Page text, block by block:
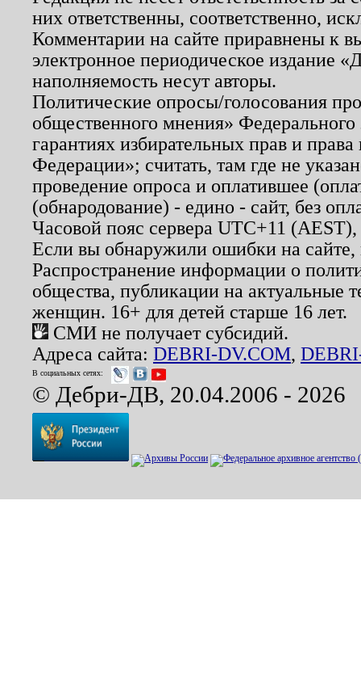
них ответственны, соответственно,
Комментарии на сайте приравнены к
электронное периодическое издание
наполняемость несут авторы.
Политические опросы/голосования
общественного мнения»
гарантиях избирательных прав и
Федерации»; считать, там где не
проведение опроса и оплатившее
(обнародование) - едино - сайт, без
Часовой пояс сервера UTC+11
Если вы обнаружили ошибки на
Распространение информации о
общества, публикации на актуальные
женщин. 16+ для детей старше 16 лет.
СМИ не получает субсидий.
Адреса сайта: DEBRI-DV.COM,
В социальных сетях:
© Дебри-ДВ, 20.04.2006 - 2026